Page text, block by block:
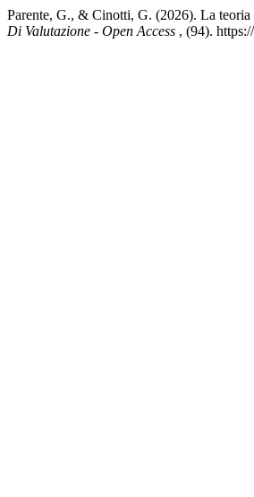
Parente, G., & Cinotti, G. (2026). La
Di Valutazione - Open Access , (94).